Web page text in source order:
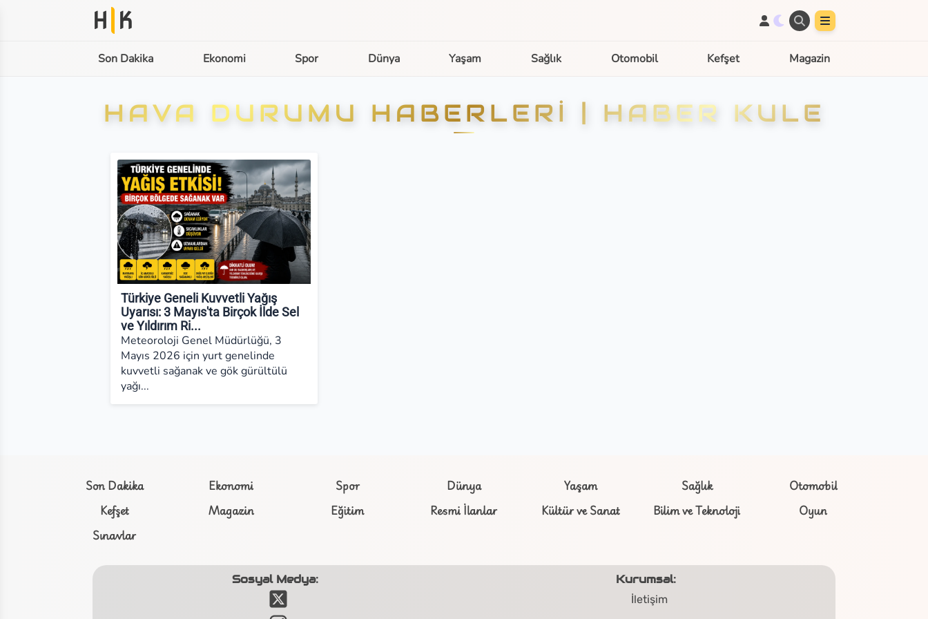
H K
Son Dakika Ekonomi Spor Dünya Yaşam Sağlık Otomobil Kefşet Magazin
HAVA DURUMU HABERLERI | HABER KULE
Türkiye Geneli Kuvvetli Yağış
Uyarısı: 3 Mayıs'ta Birçok İlde Sel
ve Yıldırım Ri...
Meteoroloji Genel Müdürlüğü, 3
Mayıs 2026 için yurt genelinde
kuvvetli sağanak ve gök gürültülü
yağı...
Son Dakika Ekonomi Spor Dünya Yaşam Sağlık
Otomobil
Kefşet
Magazin Eğitim Resmi İlanlar Kültür ve Sanat Bilim ve Teknoloji
Oyun
Sınavlar
Sosyal Medya: Kurumsal:
İletişim